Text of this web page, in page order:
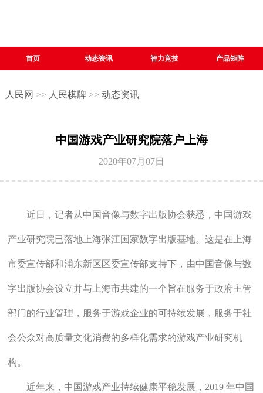
首页 动态资讯 智力竞技 产品矩阵
人民网 >> 人民棋牌>> 动态资讯
中国游戏产业研究院落户上海
2020年07月07日
近日，记者从中国音像与数字出版协会获悉，中国游戏
产业研究院已落地上海张江国家数字出版基地。这是在上海
市委宣传部和浦东新区区委宣传部支持下，由中国音像与数
字出版协会设立并与上海市共建的一个旨在服务于政府主管
部门的行业管理，服务于游戏企业的可持续发展，服务于社
会公众对高质量文化消费的多样化需求的游戏产业研究机
构。
近年来，中国游戏产业持续健康平稳发展，2019 年中国